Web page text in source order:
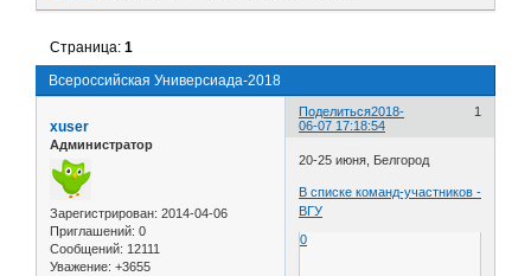
Всероссийская Универсиада-2018
Страница:1
Поделиться 1
2018-
06-07 17:18:54
xuser
Администратор
Зарегистрирован: 2014-04-06
Приглашений: 0
Сообщений: 12111
Уважение: +3655
20-25 июня, Белгород
В списке команд-участников -
ВГУ
0